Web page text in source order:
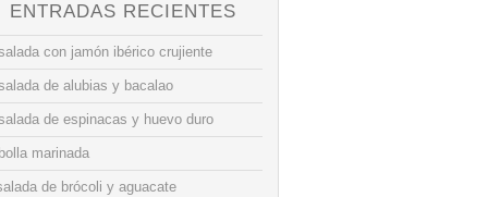
ENTRADAS RECIENTES
con jamón ibérico crujiente
de alubias y bacalao
de espinacas y huevo duro
marinada
de brócoli y aguacate